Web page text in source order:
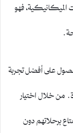
الميكانيكية، فهو
على أفضل تجربة
من خلال اختيار
برحلاتهم دون